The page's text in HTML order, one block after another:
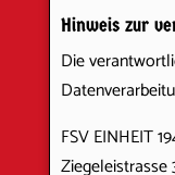
Hinweis zur
Die
FSV EINHEIT
Ziegeleistrasse